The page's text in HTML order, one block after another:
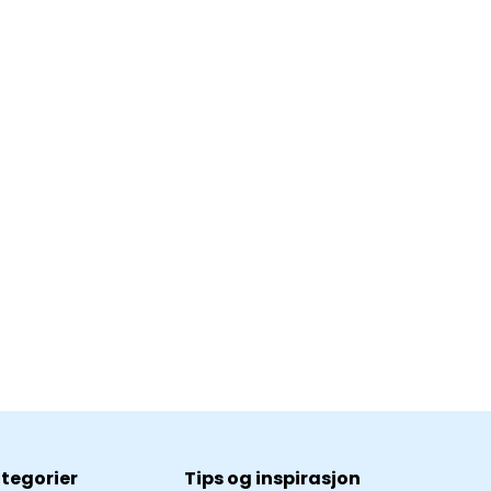
Tips og inspirasjon